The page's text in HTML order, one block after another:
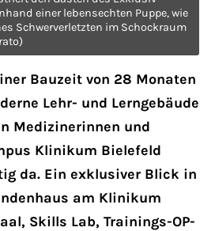
890
sit amet, consectetuer
einer lebensechten Puppe, wie
Schwerverletzten im Schockraum
Bauzeit von 28 Monaten
Lehr- und Lerngebäude
Medizinerinnen und
Klinikum Bielefeld
da. Ein exklusiver Blick in
am Klinikum
Skills Lab, Trainings-OP-